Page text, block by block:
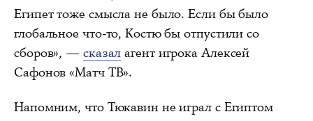
Египет тоже смысла не было. Если бы было
глобальное что‑то, Костю бы отпустили со
сборов», — сказал агент игрока Алексей
Сафонов «Матч ТВ».
Напомним, что Тюкавин не играл с Египтом